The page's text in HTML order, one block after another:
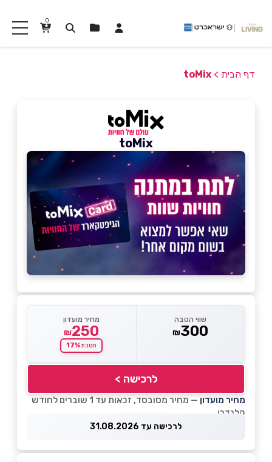
0
דף הבית >
toMix
toMix
שווי הטבה
₪300
מחיר מועדון
₪250
חסכת17%
לרכישה >
מחיר מועדון
— מחיר מסובסד, זכאות עד 1 שוברים לחודש
קלנדרי
לרכישה עד 31.08.2026